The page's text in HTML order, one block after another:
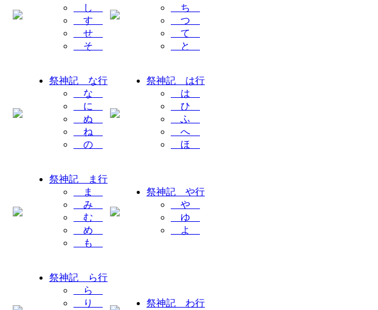
し
す
せ
そ
ち
つ
て
と
祭神記 な行
な
に
ぬ
ね
の
祭神記 は行
は
ひ
ふ
へ
ほ
祭神記 ま行
ま
み
む
め
も
祭神記 や行
や
ゆ
よ
祭神記 ら行
ら
り
祭神記 わ行